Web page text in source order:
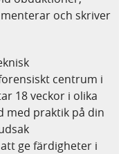
och skriver
centrum i
18 veckor i olika
med praktik på din
ge färdigheter i